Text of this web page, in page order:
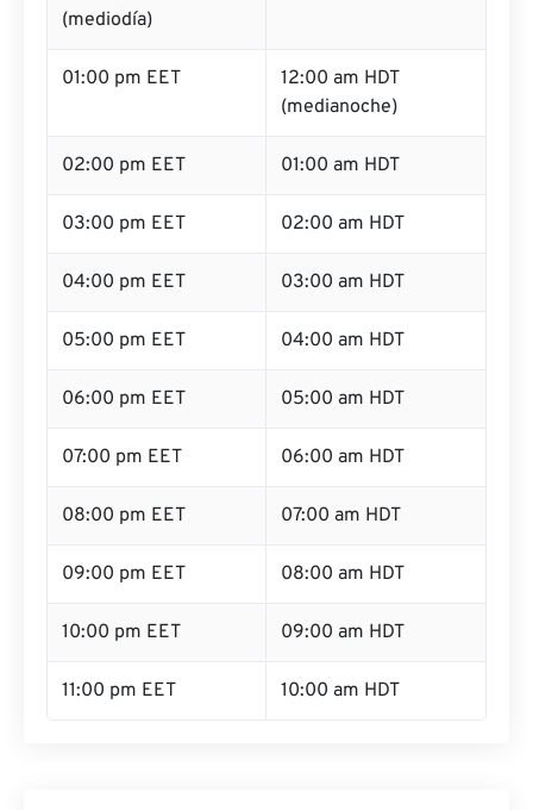
(mediodía)
01:00 pm EET
12:00 am HDT
(medianoche)
02:00 pm EET 01:00 am HDT
03:00 pm EET 02:00 am HDT
04:00 pm EET 03:00 am HDT
05:00 pm EET 04:00 am HDT
06:00 pm EET 05:00 am HDT
07:00 pm EET 06:00 am HDT
08:00 pm EET 07:00 am HDT
09:00 pm EET 08:00 am HDT
10:00 pm EET 09:00 am HDT
11:00 pm EET 10:00 am HDT